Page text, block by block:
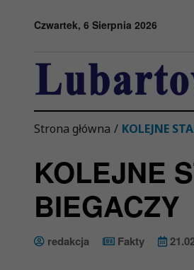
Czwartek, 6 Sierpnia 2026
Strona główna / KOLEJNE
KOLEJNE
BIEGACZY
redakcja Fakty